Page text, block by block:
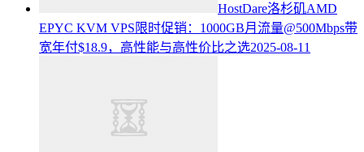
HostDare洛杉矶AMD
EPYC KVM VPS限时促销：1000GB月流量@500Mbps带
宽年付$18.9，高性能与高性价比之选2025-08-11